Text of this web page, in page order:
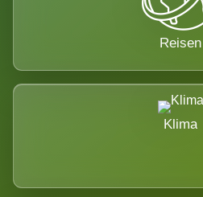
Reisen
Klima